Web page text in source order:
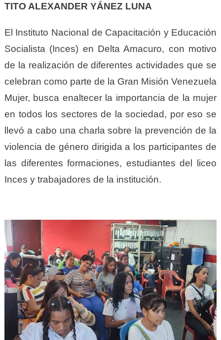
TITO ALEXANDER YÁNEZ LUNA
El Instituto Nacional de Capacitación y Educación
Socialista (Inces) en Delta Amacuro, con motivo
de la realización de diferentes actividades que se
celebran como parte de la Gran Misión Venezuela
Mujer, busca enaltecer la importancia de la mujer
en todos los sectores de la sociedad, por eso se
llevó a cabo una charla sobre la prevención de la
violencia de género dirigida a los participantes de
las diferentes formaciones, estudiantes del liceo
Inces y trabajadores de la institución.